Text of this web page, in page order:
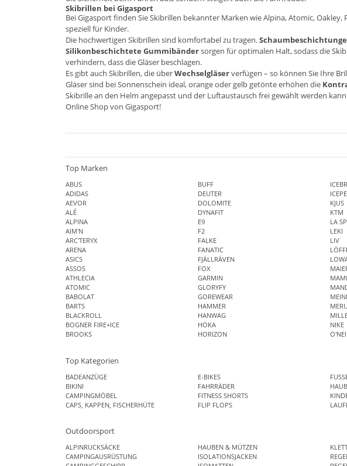
Skibrillen bei Gigasport
Bei Gigasport finden Sie Skibrillen bekannter Marken wieAlpina,Atomic,Oakley,
speziell für Kinder.
Die hochwertigen Skibrillen sind komfortabel zu tragen.
Silikonbeschichtete Gummibändersorgen für optimalen Halt, sodass die
verhindern, dass die Gläser beschlagen.
Es gibt auch Skibrillen, die überWechselgläserverfügen – so können Sie Ihre
Gläser sind bei Sonnenschein ideal, orange oder gelb getönte erhöhen die
Skibrille an den Helm angepasst und der Luftaustausch frei gewählt werden
Online Shop von Gigasport!
Top Marken
ABUS
ADIDAS
AEVOR
ALÉ
ALPINA
AIM'N
ARC'TERYX
ARENA
ASICS
ASSOS
ATHLECIA
ATOMIC
BABOLAT
BARTS
BLACKROLL
BOGNER FIRE+ICE
BROOKS
BUFF
DEUTER
DOLOMITE
DYNAFIT
E9
F2
FALKE
FANATIC
FJÄLLRÄVEN
FOX
GARMIN
GLORYFY
GOREWEAR
HAMMER
HANWAG
HOKA
HORIZON
KJUS
KTM
LA
LEKI
LIV
MERU
NIKE
Top Kategorien
BADEANZÜGE
BIKINI
CAMPINGMÖBEL
CAPS, KAPPEN, FISCHERHÜTE
E-BIKES
FAHRRÄDER
FITNESS SHORTS
FLIP FLOPS
Outdoorsport
ALPINRUCKSÄCKE
CAMPINGAUSRÜSTUNG
HAUBEN & MÜTZEN
ISOLATIONSJACKEN